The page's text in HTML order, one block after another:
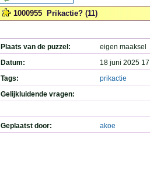
1000955 Prikactie? (11)
Plaats van de puzzel:
eigen maaksel
Datum:
18 juni 2025
Tags:
prikactie
Gelijkluidende vragen:
Geplaatst door: akoe